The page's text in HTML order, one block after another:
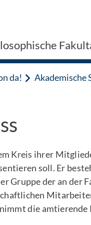
da! Akademische
Kreis ihrer
soll. Er
Gruppe der an
die